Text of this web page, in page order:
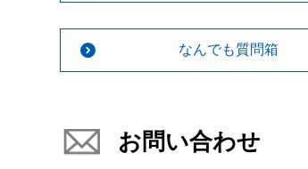
なんでも質問箱
お問い合わせ